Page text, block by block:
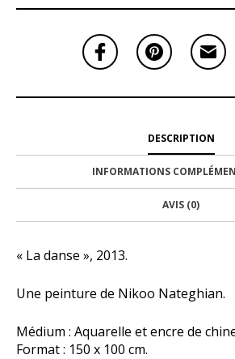
DESCRIPTION
INFORMATIONS
AVIS (0)
« La danse », 2013.
Une peinture de Nikoo Nateghian.
Médium : Aquarelle et encre de
Format : 150 x 100 cm.